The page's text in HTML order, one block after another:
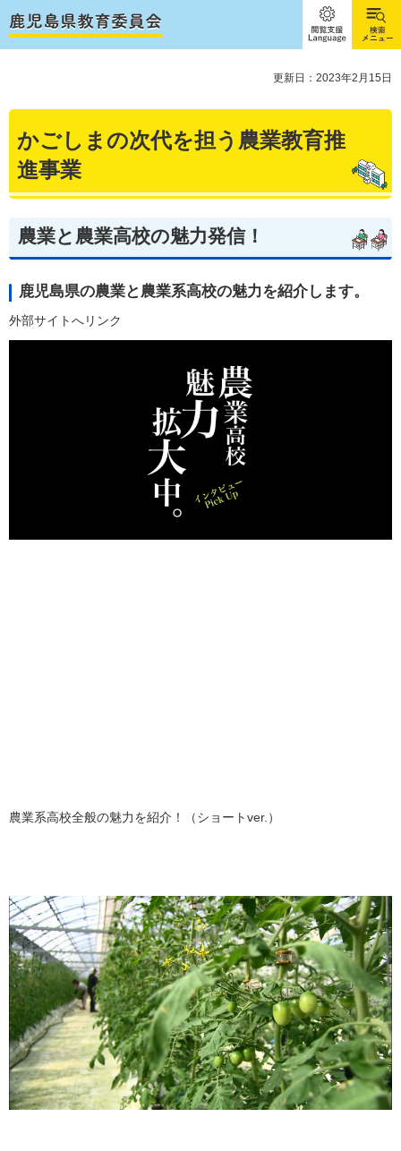
閲覧支
援
Language
検索メ
ニュー
更新日：2023年2月15日
かごしまの次代を担う農業教育推
進事業
農業と農業高校の魅力発信！
鹿児島県の農業と農業系高校の魅力を紹介します。
外部サイトへリンク
農業系高校全般の魅力を紹介！（ショートver.）